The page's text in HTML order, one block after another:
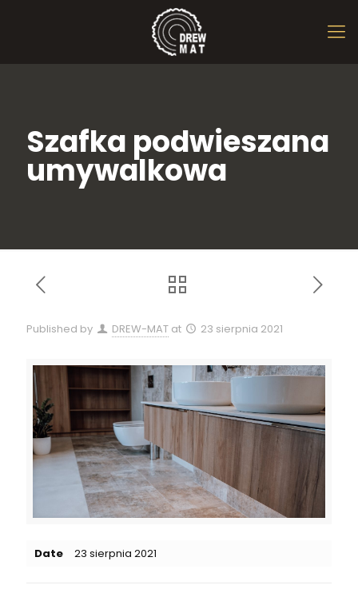
Szafka podwieszana
umywalkowa
Published by DREW-MAT at 23 sierpnia 2021
Date 23 sierpnia 2021